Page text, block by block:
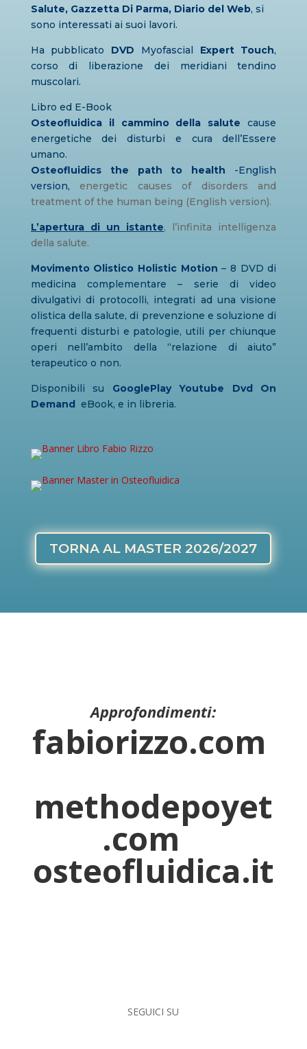
Salute, Gazzetta Di Parma, Diario del Web, si
sono interessati ai suoi lavori.
Ha pubblicato DVD Myofascial Expert Touch,
corso di liberazione dei meridiani tendino
muscolari.
Libro ed E-Book
Osteofluidica ilcammino della salute cause
energetiche dei disturbi e cura dell’Essere
umano.
Osteofluidics the path to health -English
version,
energetic causes of disorders and
treatment of the human being (English version).
L’apertura di un istante, l’infinita intelligenza
della salute.
Movimento Olistico Holistic Motion – 8 DVD di
medicina complementare – serie di video
divulgativi di protocolli, integrati ad una visione
olistica della salute, di prevenzione e soluzione di
frequenti disturbi e patologie, utili per chiunque
operi nell’ambito della “relazione di aiuto”
terapeutico o non.
Disponibili su GooglePlay Youtube
Dvd On
Demand eBook, e in libreria.
TORNA AL MASTER 2026/2027
Approfondimenti:
fabiorizzo.com
methodepoyet
.com
osteofluidica.it
SEGUICI SU